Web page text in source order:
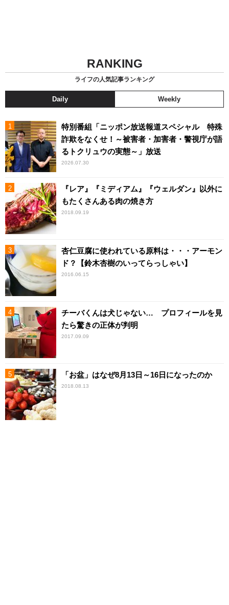
RANKING
ライフの人気記事ランキング
Daily Weekly
特別番組「ニッポン放送報道スペシャル 特殊
詐欺をなくせ！～被害者・加害者・警視庁が語
るトクリュウの実態～」放送
2026.07.30
『レア』『ミディアム』『ウェルダン』以外に
もたくさんある肉の焼き方
2018.09.19
杏仁豆腐に使われている原料は・・・アーモン
ド？【鈴木杏樹のいってらっしゃい】
2016.06.15
チーバくんは犬じゃない… プロフィールを見
たら驚きの正体が判明
2017.09.09
「お盆」はなぜ8月13日～16日になったのか
2018.08.13